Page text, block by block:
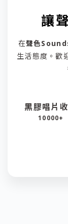
讓
在聲色
生活態度。歡
黑膠唱片
10000+